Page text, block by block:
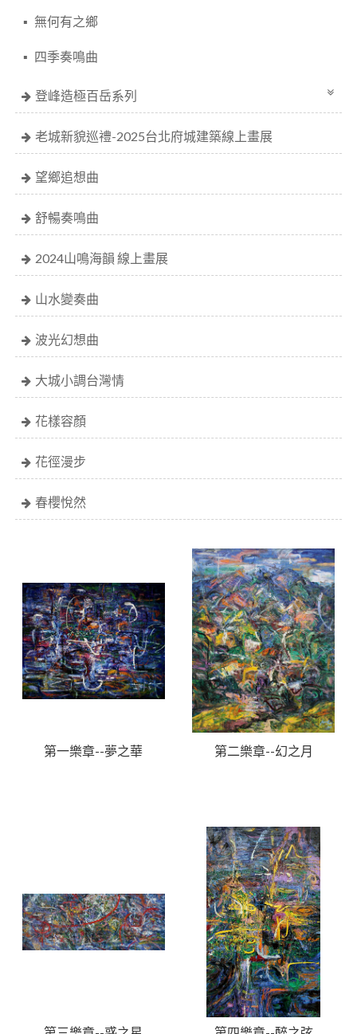
無何有之鄉
四季奏鳴曲
登峰造極百岳系列
老城新貌巡禮-2025台北府城建築線上畫展
望鄉追想曲
舒暢奏鳴曲
2024山鳴海韻 線上畫展
山水變奏曲
波光幻想曲
大城小調台灣情
花樣容顏
花徑漫步
春櫻悅然
第一樂章--夢之華 第二樂章--幻之月